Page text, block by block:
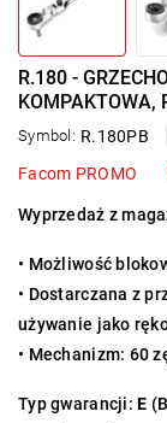
R.180 -
KOMPAKTOWA,
Symbol: R.180PB
Facom PROMO
Wyprzedaż z
• Możliwość
• Dostarczana z
używanie jako
• Mechanizm: 60
Typ gwarancji:E